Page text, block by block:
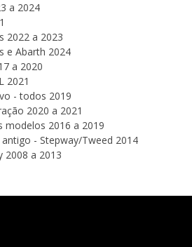
a 2024
2022 a 2023
e Abarth 2024
a 2020
2021
- todos 2019
2020 a 2021
modelos 2016 a 2019
- Stepway/Tweed 2014
2008 a 2013